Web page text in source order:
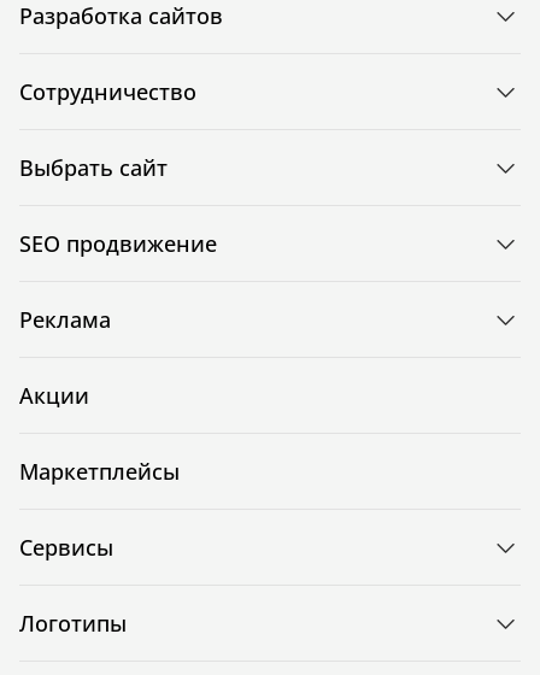
Разработка сайтов
Сотрудничество
Выбрать сайт
SEO продвижение
Реклама
Акции
Маркетплейсы
Сервисы
Логотипы